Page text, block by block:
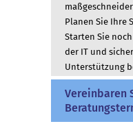
Planen Sie Ihre
Starten Sie
der IT und
Unterstützung
Vereinbaren